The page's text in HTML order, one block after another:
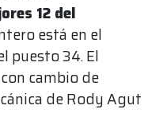
12 del
está en el
puesto 34. El
cambio de
de Rody Agut